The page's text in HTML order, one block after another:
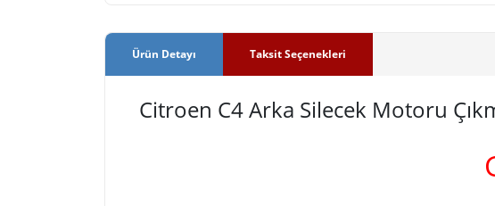
Ürün Detayı Taksit Seçenekleri
Citroen C4 Arka Silecek Motoru